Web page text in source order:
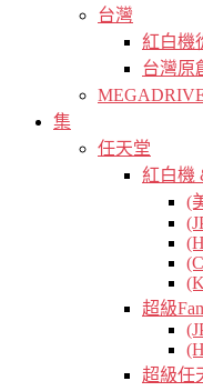
台灣
紅白機
台灣原
集
任天堂
紅白機
(
超級
超級任